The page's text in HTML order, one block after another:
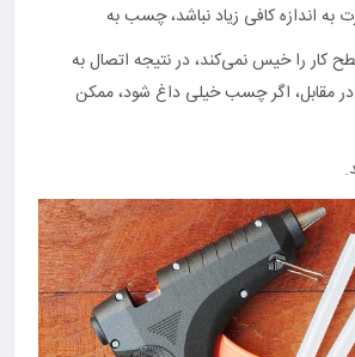
به اندازه کافی زیاد نباشد، چسب به
را خیس نمی‌کند، در نتیجه اتصال به
مقابل، اگر چسب خیلی داغ شود، ممکن